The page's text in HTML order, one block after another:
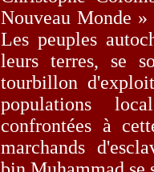
Nouveau Monde »
Les peuples
leurs terres, se
tourbillon
populations
confrontées à
marchands